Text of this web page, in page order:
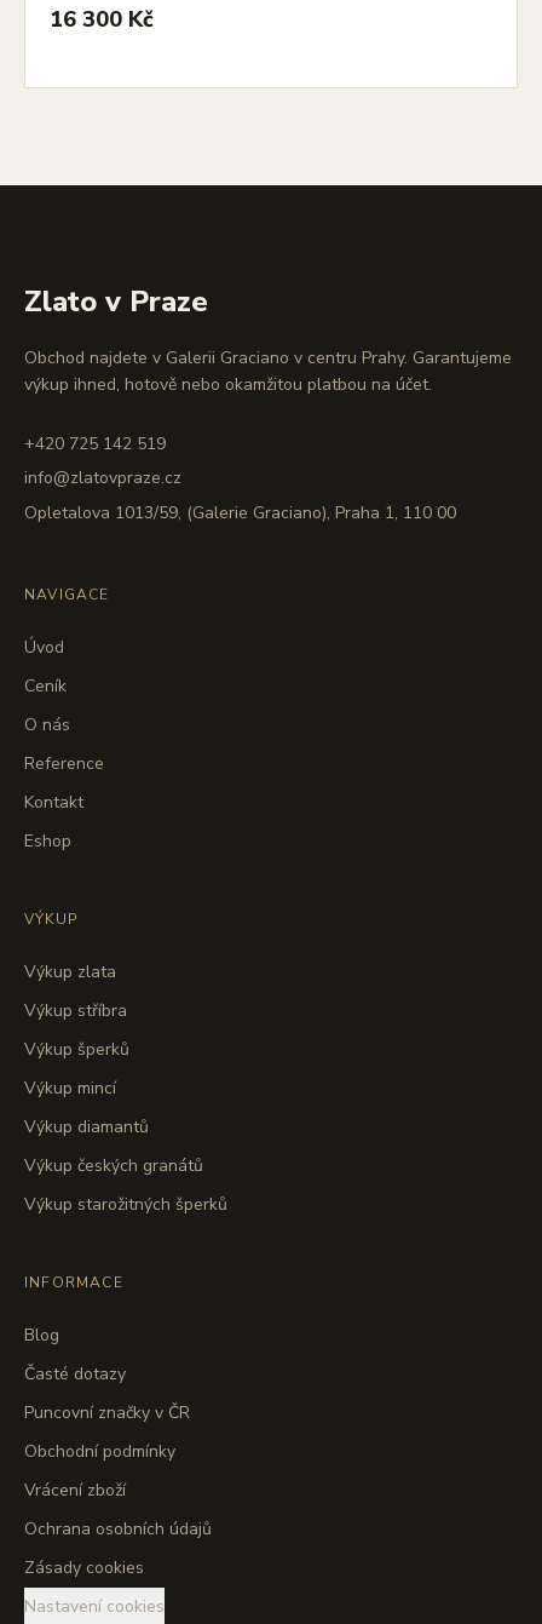
16 300 Kč
Zlato v Praze
Obchod najdete v Galerii Graciano v centru Prahy. Garantujeme
výkup ihned, hotově nebo okamžitou platbou na účet.
+420 725 142 519
info@zlatovpraze.cz
Opletalova 1013/59, (Galerie Graciano), Praha 1, 110 00
NAVIGACE
Úvod
Ceník
O nás
Reference
Kontakt
Eshop
VÝKUP
Výkup zlata
Výkup stříbra
Výkup šperků
Výkup mincí
Výkup diamantů
Výkup českých granátů
Výkup starožitných šperků
INFORMACE
Blog
Časté dotazy
Puncovní značky v ČR
Obchodní podmínky
Vrácení zboží
Ochrana osobních údajů
Zásady cookies
Nastavení cookies